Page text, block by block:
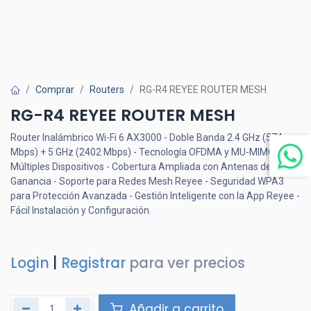
Comprar Routers RG-R4 REYEE ROUTER MESH
RG-R4 REYEE ROUTER MESH
Router Inalámbrico Wi-Fi 6 AX3000 - Doble Banda 2.4 GHz (574
Mbps) + 5 GHz (2402 Mbps) - Tecnología OFDMA y MU-MIMO para
Múltiples Dispositivos - Cobertura Ampliada con Antenas de Alta
Ganancia - Soporte para Redes Mesh Reyee - Seguridad WPA3
para Protección Avanzada - Gestión Inteligente con la App Reyee -
Fácil Instalación y Configuración.
Login Registrar para ver precios